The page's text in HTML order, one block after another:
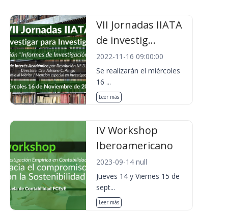
VII Jornadas IIATA
de investig...
2022-11-16 09:00:00
Se realizarán el miércoles
16 ...
Leer más
IV Workshop
Iberoamericano
2023-09-14 null
Jueves 14 y Viernes 15 de
sept...
Leer más